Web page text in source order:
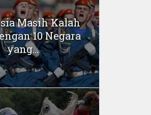
Masih Kalah
10 Negara
yang...